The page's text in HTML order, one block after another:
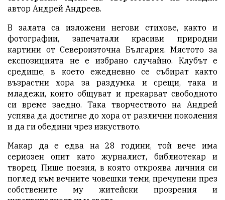
автор Андрей Андреев.
В залата са изложени негови стихове, както и
фотографии, запечатали красиви природни
картини от Североизточна България. Мястото за
експозицията не е избрано случайно. Клубът е
средище, в което ежедневно се събират както
възрастни хора за раздумка и срещи, така и
младежи, които общуват и прекарват свободното
си време заедно. Така творчеството на Андрей
успява да достигне до хора от различни поколения
и да ги обедини чрез изкуството.
Макар да е едва на 28 години, той вече има
сериозен опит като журналист, библиотекар и
творец. Пише поезия, в която откроява личния си
поглед към вечните човешки теми, пречупени през
собствените му житейски прозрения и